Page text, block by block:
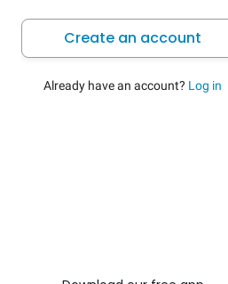
Create an account
Already have an account? Log in